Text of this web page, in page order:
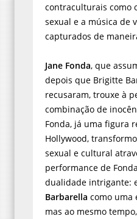
contraculturais como
sexual e a música de
capturados de
Jane Fonda, que
depois que Brigitte
recusaram, trouxe à
combinação de
Fonda, já uma figura
Hollywood,
sexual e cultural
performance de
dualidade intrigante:
Barbarella como uma
mas ao mesmo